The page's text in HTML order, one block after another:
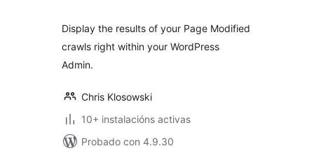
Display the results of your Page Modified
crawls right within your WordPress
Admin.
Chris Klosowski
10+ instalacións activas
Probado con 4.9.30